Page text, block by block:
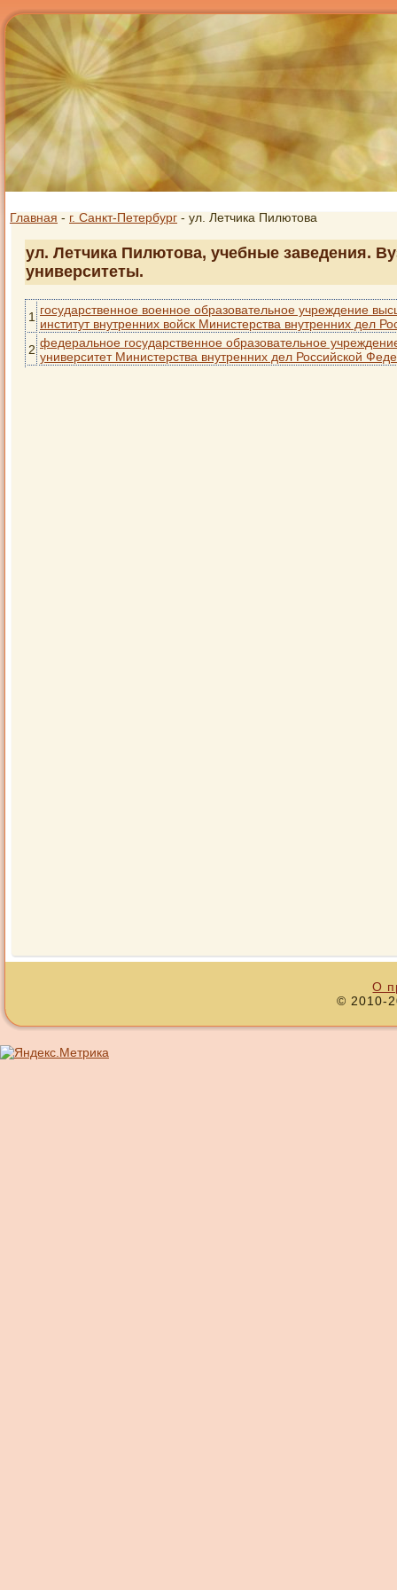
Главная - г. Санкт-Петербург - ул. Летчика Пилютова
ул. Летчика Пилютова, учебные заведения.
университеты.
1 государственное военное образовательное учреждение
институт внутренних войск Министерства внутренних дел
2 федеральное государственное образовательное
университет Министерства внутренних дел Российской
О
© 2010-